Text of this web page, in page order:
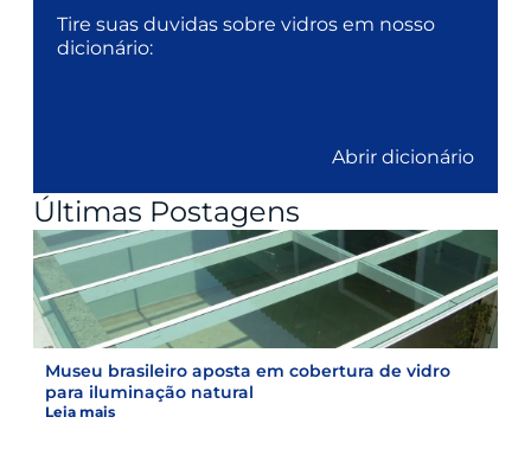
Tire suas duvidas sobre vidros em nosso
dicionário:
Abrir dicionário
Últimas Postagens
Museu brasileiro aposta em cobertura de vidro
para iluminação natural
Leia mais